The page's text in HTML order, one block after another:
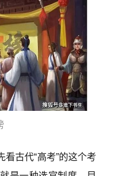
古代“高考”的这个考